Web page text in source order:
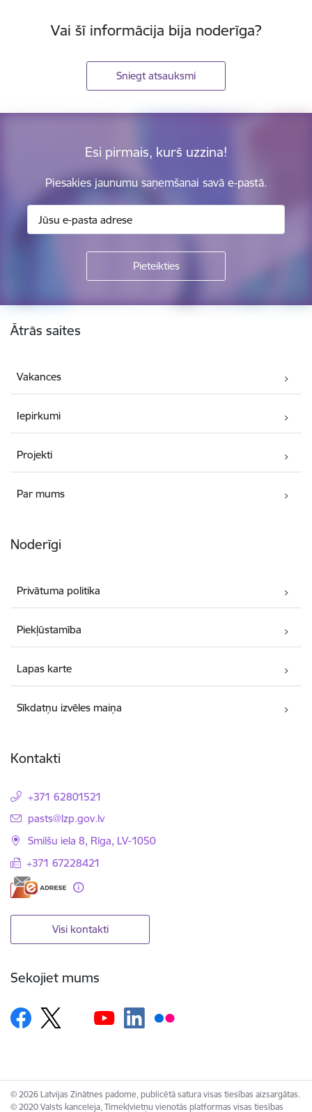
Vai šī informācija bija noderīga?
Sniegt atsauksmi
Esi pirmais, kurš uzzina!
Piesakies jaunumu saņemšanai savā e-pastā.
Kājene
Ātrās saites
Vakances
Iepirkumi
Projekti
Par mums
Noderīgi
Privātuma politika
Piekļūstamība
Lapas karte
Sīkdatņu izvēles maiņa
Kontakti
+371 62801521
E-pasts:
pasts@lzp.gov.lv
Smilšu iela 8, Rīga, LV-1050
+371 67228421
Visi kontakti
Sekojiet mums
© 2026 Latvijas Zinātnes padome, publicētā satura visas tiesības aizsargātas.
© 2020 Valsts kanceleja, Tīmekļvietņu vienotās platformas visas tiesības